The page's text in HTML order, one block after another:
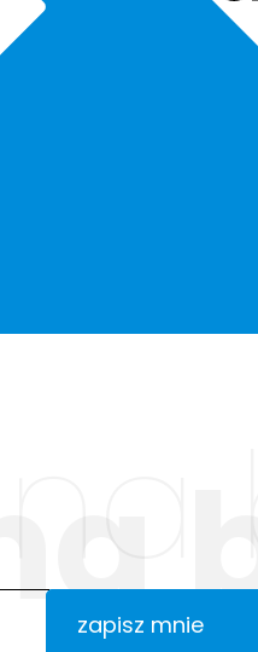
zapisz mnie